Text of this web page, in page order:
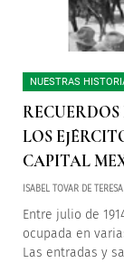
NUESTRAS
LOS
CAPITAL
ISABEL TOVAR DE
Entre julio de
ocupada en
Las entradas y